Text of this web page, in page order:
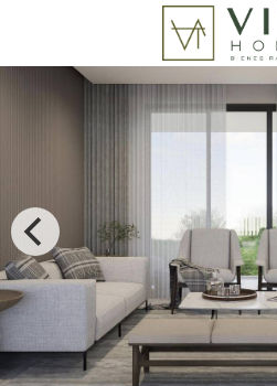
Toggle search filter